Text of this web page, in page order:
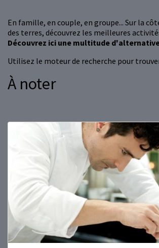
En famille, en couple, en groupe... Sur la
des terres, découvrez les meilleures
Découvrez ici une multitude
Utilisez le moteur de recherche pour
À noter